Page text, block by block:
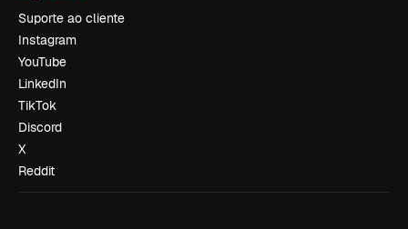
Suporte ao cliente
Instagram
YouTube
LinkedIn
TikTok
Discord
X
Reddit